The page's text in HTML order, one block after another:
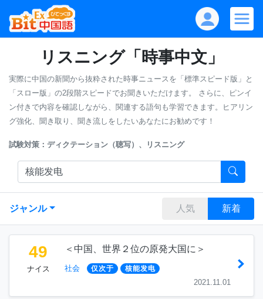
リスニング「時事中文」
実際に中国の新聞から抜粋された時事ニュースを「標準スピード版」と
「スロー版」の2段階スピードでお聞きいただけます。
さらに、ピンイ
ン付きで内容を確認しながら、関連する語句も学習できます。ヒアリン
グ強化、聞き取り、聞き流しをしたいあなたにお勧めです！
試験対策：ディクテーション（聴写）、リスニング
ジャンル 人気 新着
49
ナイス
＜中国、世界２位の原発大国に＞
社会 仅次于 核能发电
2021.11.01